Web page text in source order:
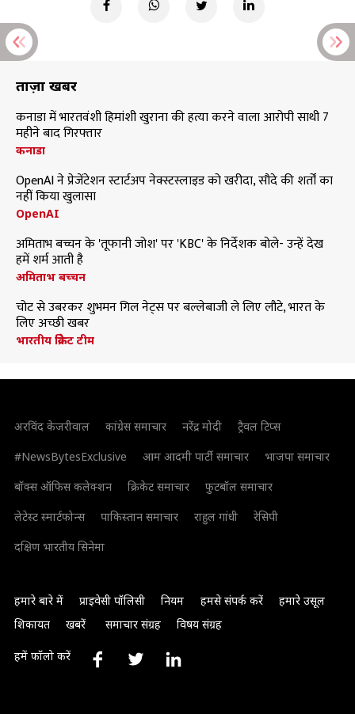
ताज़ा खबरें
कनाडा में भारतवंशी हिमांशी खुराना की हत्या करने वाला आरोपी साथी 7
महीने बाद गिरफ्तार
कनाडा
OpenAI ने प्रेजेंटेशन स्टार्टअप नेक्स्टस्लाइड को खरीदा, सौदे की शर्तों का
नहीं किया खुलासा
OpenAI
अमिताभ बच्चन के 'तूफानी जोश' पर 'KBC' के निर्देशक बोले- उन्हें देख
हमें शर्म आती है
अमिताभ बच्चन
चोट से उबरकर शुभमन गिल नेट्स पर बल्लेबाजी ले लिए लौटे, भारत के
लिए अच्छी खबर
भारतीय क्रिकेट टीम
अरविंद केजरीवाल कांग्रेस समाचार नरेंद्र मोदी
ट्रैवल टिप्स
#NewsBytesExclusive
आम आदमी पार्टी समाचार
भाजपा समाचार
बॉक्स ऑफिस कलेक्शन
क्रिकेट समाचार
फुटबॉल समाचार
लेटेस्ट स्मार्टफोन्स
पाकिस्तान समाचार राहुल गांधी
रेसिपी
दक्षिण भारतीय सिनेमा
हमारे बारे में प्राइवेसी पॉलिसी नियम हमसे संपर्क करें
हमारे उसूल
शिकायत
खबरें समाचार संग्रह विषय संग्रह
हमें फॉलो करें